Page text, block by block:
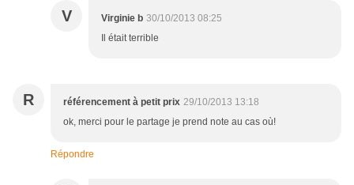
V Virginie b 30/10/2013 08:25
Il était terrible
R référencement à petit prix 29/10/2013 13:18
ok, merci pour le partage je prend note au cas où!
Répondre